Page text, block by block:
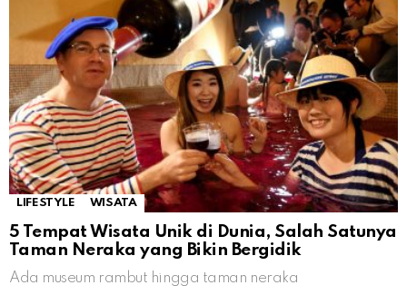
LIFESTYLE WISATA
5 Tempat Wisata Unik di Dunia, Salah Satunya
Taman Neraka yang Bikin Bergidik
Ada museum rambut hingga taman neraka